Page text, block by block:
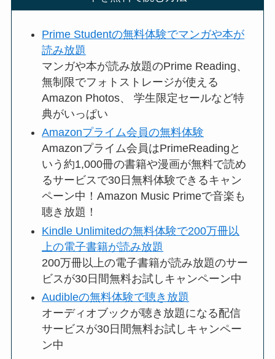
Prime Studentの無料体験でマンガや本が
読み放題
マンガや本が読み放題のPrime Reading、
無制限でフォトストレージが使える
Amazon Photos、 学生限定セールなど特
典がいっぱい
Amazonプライム会員の無料体験
Amazonプライム会員はPrimeReadingと
いう約1,000冊の書籍や漫画が無料で読め
るサービスで30日無料体験できるキャン
ペーン中！Amazon Music Primeで音楽も
聴き放題！
Kindle Unlimitedの無料体験で200万冊以
上の電子書籍が読み放題
200万冊以上の電子書籍が読み放題のサー
ビスが30日間無料お試しキャンペーン中
Audibleの無料体験で聴き放題
オーディオブックが聴き放題になる配信
サービスが30日間無料お試しキャンペー
ン中